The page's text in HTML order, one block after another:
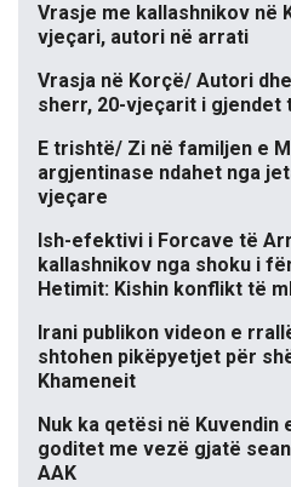
Vrasje me kallashnikov në
vjeçari, autori në arrati
Vrasja në Korçë/ Autori
sherr, 20-vjeçarit i gjendet
E trishtë/ Zi në familjen e
argjentinase ndahet nga
vjeçare
Ish-efektivi i Forcave të
kallashnikov nga shoku i
Hetimit: Kishin konflikt të
Irani publikon videon e
shtohen pikëpyetjet për
Khameneit
Nuk ka qetësi në Kuvendin
goditet me vezë gjatë
AAK